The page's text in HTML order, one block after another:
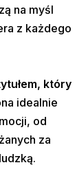
na myśl
z każdego
który
idealnie
od
za